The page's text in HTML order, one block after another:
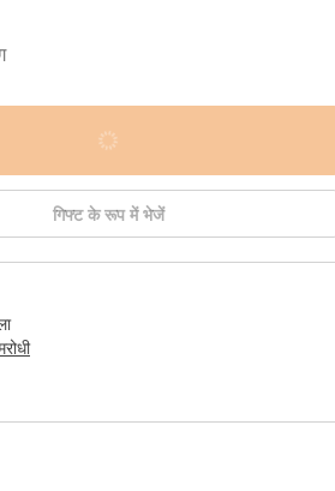
गिफ्ट के रूप में भेजें